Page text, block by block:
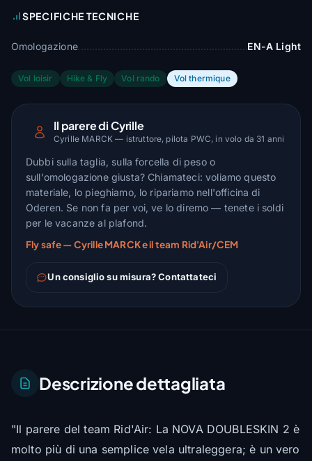
SPECIFICHE TECNICHE
Omologazione EN-A Light
Vol loisir Hike & Fly Vol rando Vol thermique
Il parere di Cyrille
Cyrille MARCK — istruttore, pilota PWC, in volo da 31 anni
Dubbi sulla taglia, sulla forcella di peso o
sull'omologazione giusta? Chiamateci: voliamo questo
materiale, lo pieghiamo, lo ripariamo nell'officina di
Oderen. Se non fa per voi, ve lo diremo — tenete i soldi
per le vacanze al plafond.
Fly safe — Cyrille MARCK e il team Rid'Air/CEM
Un consiglio su misura? Contattateci
Descrizione dettagliata
"Il parere del team Rid'Air: La NOVA DOUBLESKIN 2 è
molto più di una semplice vela ultraleggera; è un vero